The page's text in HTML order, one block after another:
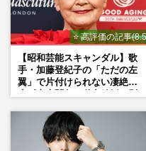
⭐ 高評価の記事
【昭和芸能スキャンダル】歌
手・加藤登紀子の「ただの左
翼」で片付けられない凄絶半